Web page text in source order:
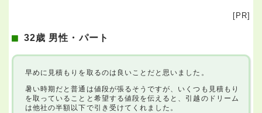
[PR]
32歳 男性・パート
早めに見積もりを取るのは良いことだと思いました。
暑い時期だと普通は値段が張るそうですが、いくつも見積もり
を取っていることと希望する値段を伝えると、引越のドリーム
は他社の半額以下で引き受けてくれました。